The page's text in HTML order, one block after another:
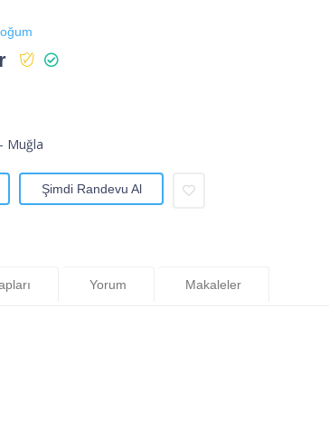
Muğla
Şimdi Randevu Al
Yorum Makaleler